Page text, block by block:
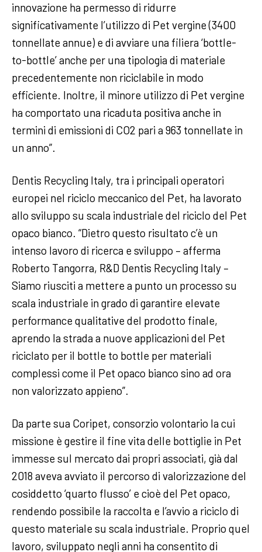
innovazione ha permesso di ridurre
significativamente l’utilizzo di Pet vergine (3400
tonnellate annue) e di avviare una filiera ‘bottle-
to-bottle’ anche per una tipologia di materiale
precedentemente non riciclabile in modo
efficiente. Inoltre, il minore utilizzo di Pet vergine
ha comportato una ricaduta positiva anche in
termini di emissioni di CO2 pari a 963 tonnellate in
un anno”.
Dentis Recycling Italy, tra i principali operatori
europei nel riciclo meccanico del Pet, ha lavorato
allo sviluppo su scala industriale del riciclo del Pet
opaco bianco. “Dietro questo risultato c’è un
intenso lavoro di ricerca e sviluppo – afferma
Roberto Tangorra, R&D Dentis Recycling Italy –
Siamo riusciti a mettere a punto un processo su
scala industriale in grado di garantire elevate
performance qualitative del prodotto finale,
aprendo la strada a nuove applicazioni del Pet
riciclato per il bottle to bottle per materiali
complessi come il Pet opaco bianco sino ad ora
non valorizzato appieno”.
Da parte sua Coripet, consorzio volontario la cui
missione è gestire il fine vita delle bottiglie in Pet
immesse sul mercato dai propri associati, già dal
2018 aveva avviato il percorso di valorizzazione del
cosiddetto ‘quarto flusso’ e cioè del Pet opaco,
rendendo possibile la raccolta e l’avvio a riciclo di
questo materiale su scala industriale. Proprio quel
lavoro, sviluppato negli anni ha consentito di